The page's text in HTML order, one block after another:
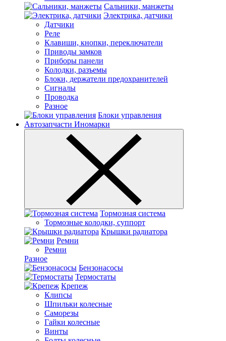
Сальники, манжеты
Электрика, датчики
Датчики
Реле
Клавиши, кнопки, переключатели
Приводы замков
Приборы панели
Колодки, разъемы
Блоки, держатели предохранителей
Сигналы
Проводка
Разное
Блоки управления
Автозапчасти Иномарки
Тормозная система
Тормозные колодки, суппорт
Крышки радиатора
Ремни
Ремни
Разное
Бензонасосы
Термостаты
Крепеж
Клипсы
Шпильки колесные
Саморезы
Гайки колесные
Винты